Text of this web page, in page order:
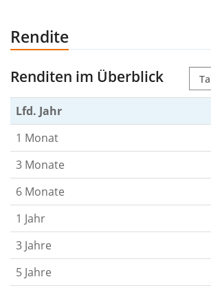
Rendite
Renditen im Überblick
Lfd. Jahr
1 Monat
3 Monate
6 Monate
1 Jahr
3 Jahre
5 Jahre